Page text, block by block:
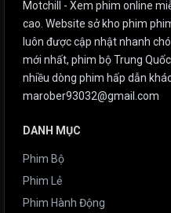
Motchill - Xem phim online
cao. Website sở kho phim
luôn được cập nhật nhanh
mới nhất, phim bộ Trung
nhiều dòng phim hấp dẫn
marober93032@gmail.com
DANH MỤC
Phim Bộ
Phim Lẻ
Phim Hành Động